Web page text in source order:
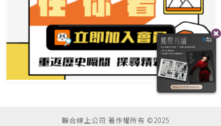
聯合線上公司 著作權所有 ©2025